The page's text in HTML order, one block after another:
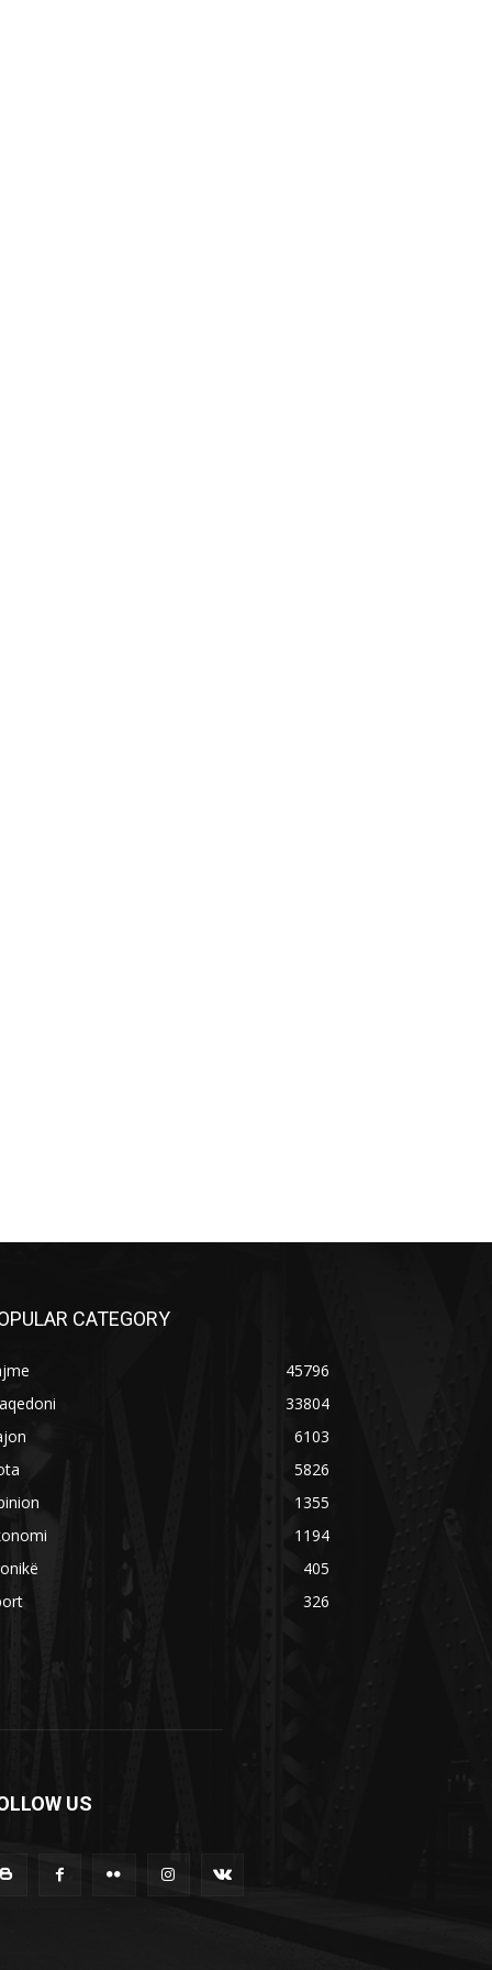
CATEGORY
45796
33804
6103
5826
1355
1194
405
326
US